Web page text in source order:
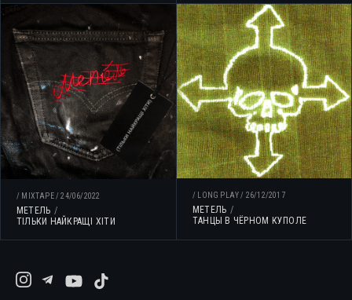
/ MIXTAPE/24/06/2022
МЕТЕЛЬ
ТІЛЬКИ НАЙКРАЩІ ХІТИ
/ LONG PLAY/ 26/12/2017
МЕТЕЛЬ
ТАНЦЫ В ЧЁРНОМ КУПОЛЕ